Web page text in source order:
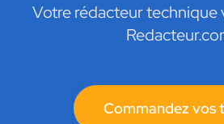
Votre rédacteur technique
Commandez vos